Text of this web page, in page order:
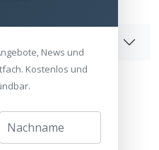
News und
Kostenlos und